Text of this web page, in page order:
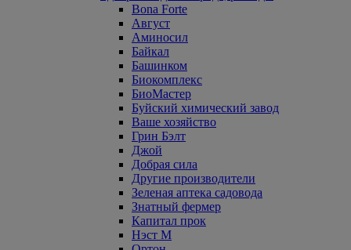
Bona Forte
Август
Аминосил
Байкал
Башинком
Биокомплекс
БиоМастер
Буйский химический завод
Ваше хозяйство
Грин Бэлт
Джой
Добрая сила
Другие производители
Зеленая аптека садовода
Знатный фермер
Капитал прок
Нэст М